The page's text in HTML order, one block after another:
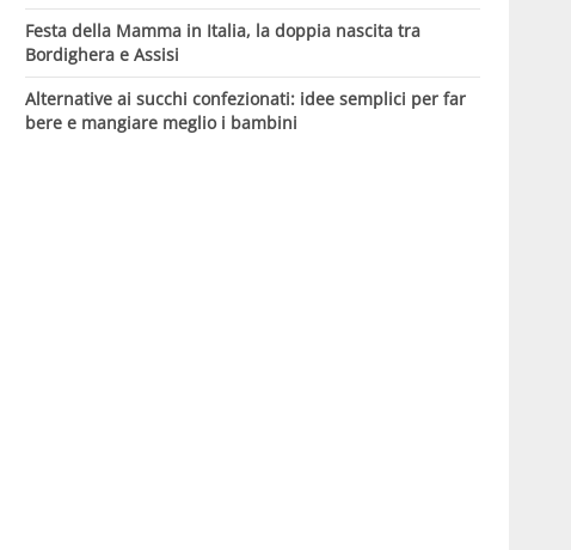
Festa della Mamma in Italia, la doppia nascita tra
Bordighera e Assisi
Alternative ai succhi confezionati: idee semplici per far
bere e mangiare meglio i bambini